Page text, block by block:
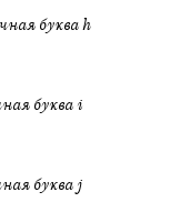
буква h
буква i
буква j